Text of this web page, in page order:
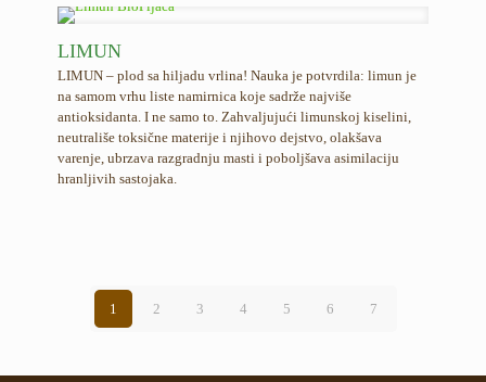
LIMUN
LIMUN – plod sa hiljadu vrlina! Nauka je potvrdila: limun je
na samom vrhu liste namirnica koje sadrže najviše
antioksidanta. I ne samo to. Zahvaljujući limunskoj kiselini,
neutrališe toksične materije i njihovo dejstvo, olakšava
varenje, ubrzava razgradnju masti i poboljšava asimilaciju
hranljivih sastojaka.
1 2 3 4 5 6 7